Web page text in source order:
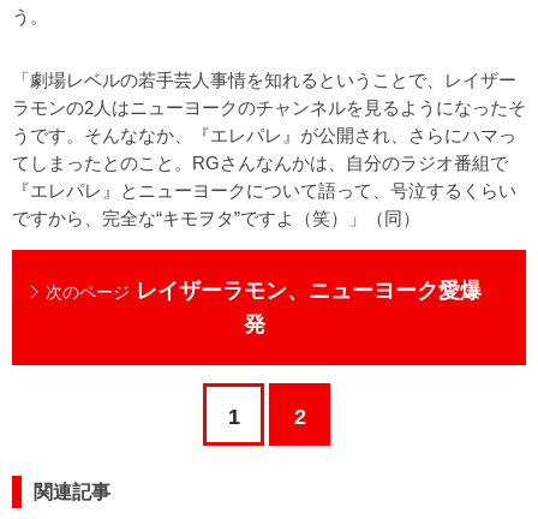
う。
「劇場レベルの若手芸人事情を知れるということで、レイザー
ラモンの2人はニューヨークのチャンネルを見るようになったそ
うです。そんななか、『エレパレ』が公開され、さらにハマっ
てしまったとのこと。RGさんなんかは、自分のラジオ番組で
『エレパレ』とニューヨークについて語って、号泣するくらい
ですから、完全な“キモヲタ”ですよ（笑）」（同）
次のページ レイザーラモン、ニューヨーク愛爆
発
1 2
関連記事